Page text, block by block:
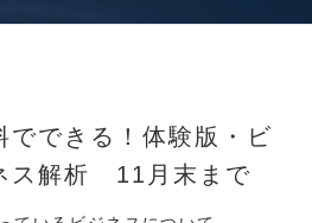
でできる！体験版・ビ
ス解析 11月末まで